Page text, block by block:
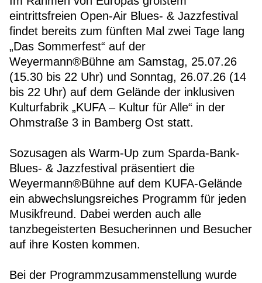
eintrittsfreien Open-Air Blues- & Jazzfestival
findet bereits zum fünften Mal zwei Tage lang
„Das Sommerfest“ auf der
Weyermann®Bühne am Samstag, 25.07.26
(15.30 bis 22 Uhr) und Sonntag, 26.07.26 (14
bis 22 Uhr) auf dem Gelände der inklusiven
Kulturfabrik „KUFA – Kultur für Alle“ in der
Ohmstraße 3 in Bamberg Ost statt.
Sozusagen als Warm-Up zum Sparda-Bank-
Blues- & Jazzfestival präsentiert die
Weyermann®Bühne auf dem KUFA-Gelände
ein abwechslungsreiches Programm für jeden
Musikfreund. Dabei werden auch alle
tanzbegeisterten Besucherinnen und Besucher
auf ihre Kosten kommen.
Bei der Programmzusammenstellung wurde